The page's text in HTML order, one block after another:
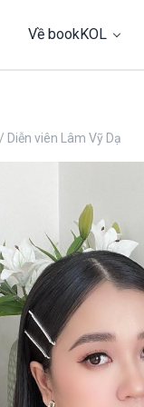
Về bookKOL
/ Diễn viên Lâm Vỹ Dạ